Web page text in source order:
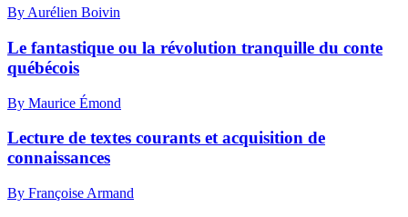
By Aurélien Boivin
Le fantastique ou la révolution tranquille du conte
québécois
By Maurice Émond
Lecture de textes courants et acquisition de
connaissances
By Françoise Armand